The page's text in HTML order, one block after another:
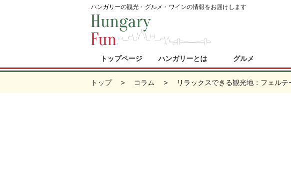
ハンガリーの観光・グルメ・ワインの情報をお届けします
トップページ ハンガリーとは グルメ
トップ コラム リラックスできる観光地：フェルテ